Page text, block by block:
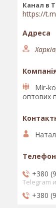
Канал в
https://
Mir-
оптових
+380
Telegram
+380